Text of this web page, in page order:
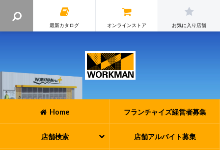
最新カタログ オンラインストア お気に入り店舗
Home フランチャイズ経営者募集
店舗検索 店舗アルバイト募集